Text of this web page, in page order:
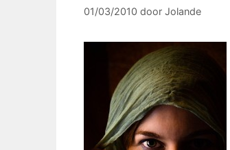
01/03/2010 door Jolande